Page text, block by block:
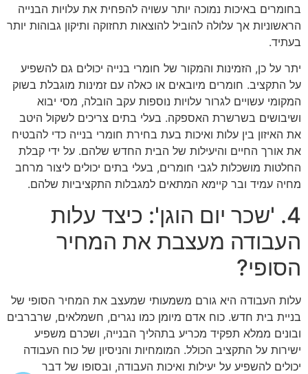
בחומרים באיכות נמוכה יותר עשויה להפחית את עלויות הבנייה
הראשוניות אך עלולה להוביל להוצאות תחזוקה ותיקון גבוהות יותר
בעתיד.
יתר על כן, הזמינות והמקור של חומרי בנייה יכולים גם להשפיע
על התקציב. חומרים מיובאים או כאלה עם זמינות מוגבלת בשוק
המקומי עשויים לגרור עלויות נוספות עקב הובלה, מסי יבוא
ושיבושים בשרשרת האספקה. בעלי בתים צריכים לשקול היטב
את האיזון בין עלות ואיכות בעת בחירת חומרי בנייה כדי להבטיח
את אורך החיים והיעילות של הבית החדש שלהם. על ידי קבלת
החלטות מושכלות לגבי חומרים, בעלי בתים יכולים ליצור מרחב
מחיה עמיד ובר קיימא המתאים למגבלות התקציביות שלהם.
4. 'שכר יום הוגן': כיצד עלות
העבודה מעצבת את המחיר
הסופי?
עלות העבודה היא גורם משמעותי שמעצב את המחיר הסופי של
בניית בית חדש. כוח אדם מיומן כמו נגרים, חשמלאים, שרברבים
ובונים ממלא תפקיד מכריע בתהליך הבנייה, ושכרם משפיע
ישירות על התקציב הכולל. המומחיות והניסיון של כוח העבודה
יכולים להשפיע על יעילות ואיכות העבודה, ובסופו של דבר